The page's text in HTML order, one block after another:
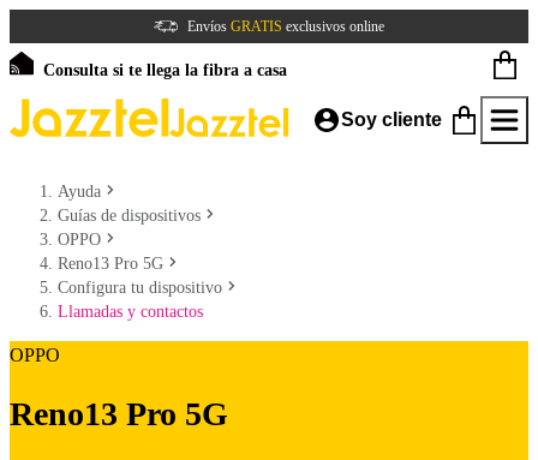
Envíos GRATIS exclusivos online
Consulta si te llega la fibra a casa
Soy cliente
Ayuda
Guías de dispositivos
OPPO
Reno13 Pro 5G
Configura tu dispositivo
Llamadas y contactos
OPPO
Reno13 Pro 5G